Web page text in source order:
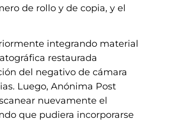
de rollo y de copia, y el
integrando material
restaurada
del negativo de cámara
Luego, Anónima Post
nuevamente el
que pudiera incorporarse